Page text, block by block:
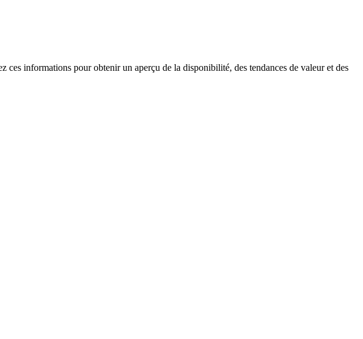
ces informations pour obtenir un aperçu de la disponibilité, des tendances de valeur et des